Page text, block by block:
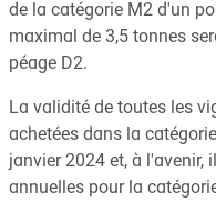
de la catégorie M2 d'un
maximal de 3,5 tonnes
péage D2.
La validité de toutes les
achetées dans la
janvier 2024 et, à l'avenir,
annuelles pour la